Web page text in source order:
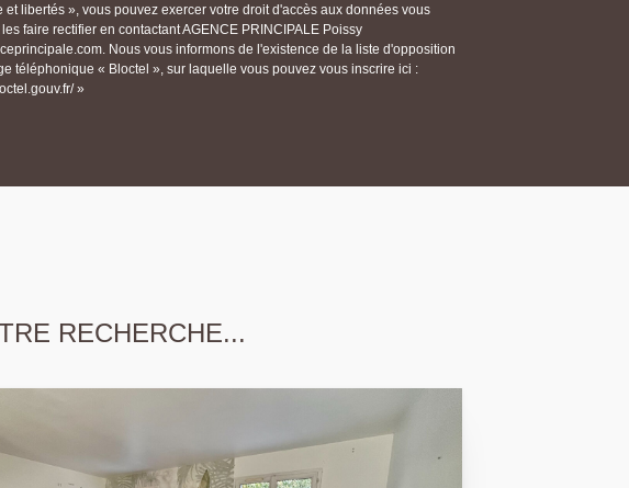
et libertés », vous pouvez exercer votre droit d'accès aux données vous
faire rectifier en contactant AGENCE PRINCIPALE Poissy
Nous vous informons de l'existence de la liste d'opposition
téléphonique « Bloctel », sur laquelle vous pouvez vous inscrire ici :
»
RECHERCHE...